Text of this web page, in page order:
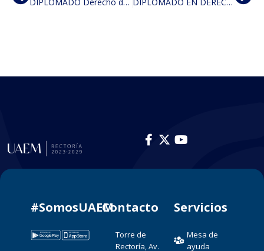
DIPLOMADO Derecho de Familias DIPLOMADO EN DERECHO PROCESAL NO.55
#SomosUAEMContacto​
Torre de
Rectoría, Av.
Servicios
Mesa de
ayuda